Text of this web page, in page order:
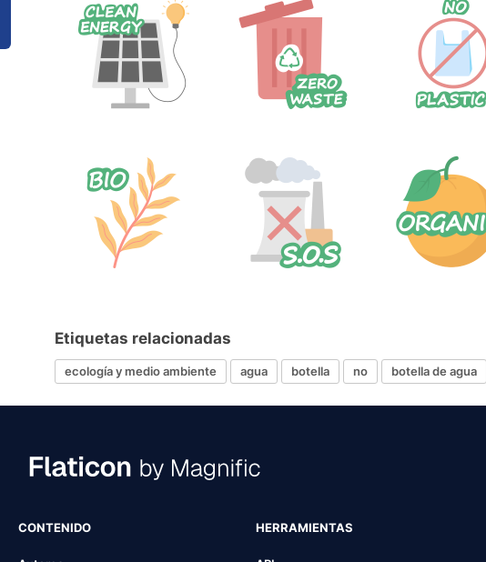
Etiquetas relacionadas
ecología y medio ambiente agua botella no botella de agua
CONTENIDO HERRAMIENTAS